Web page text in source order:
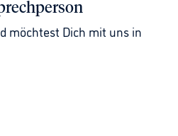
möchtest Dich mit uns in